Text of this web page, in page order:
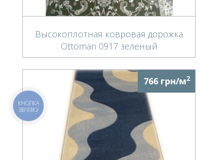
Высокоплотная ковровая дорожка
Ottoman 0917 зеленый
766 грн/м2
КНОПКА
ЗВ'ЯЗКУ